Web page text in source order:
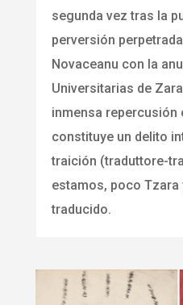
segunda vez tras la
perversión
Novaceanu con la
Universitarias de
inmensa repercusión
constituye un delito
traición (traduttore-
estamos, poco Tzara
traducido.